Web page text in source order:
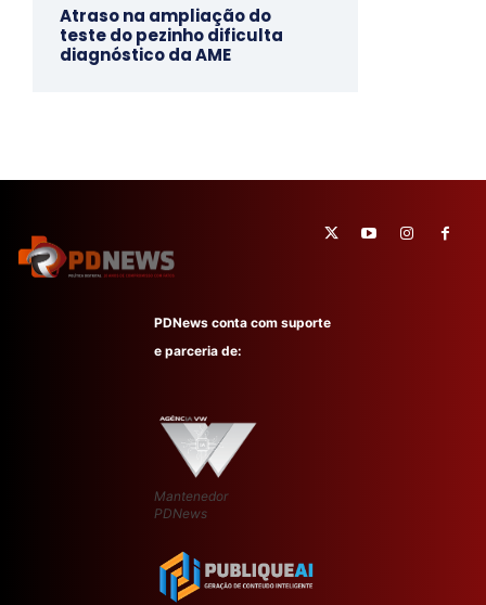
Atraso na ampliação do
teste do pezinho dificulta
diagnóstico da AME
PDNews conta com suporte
e parceria de:
Mantenedor
PDNews